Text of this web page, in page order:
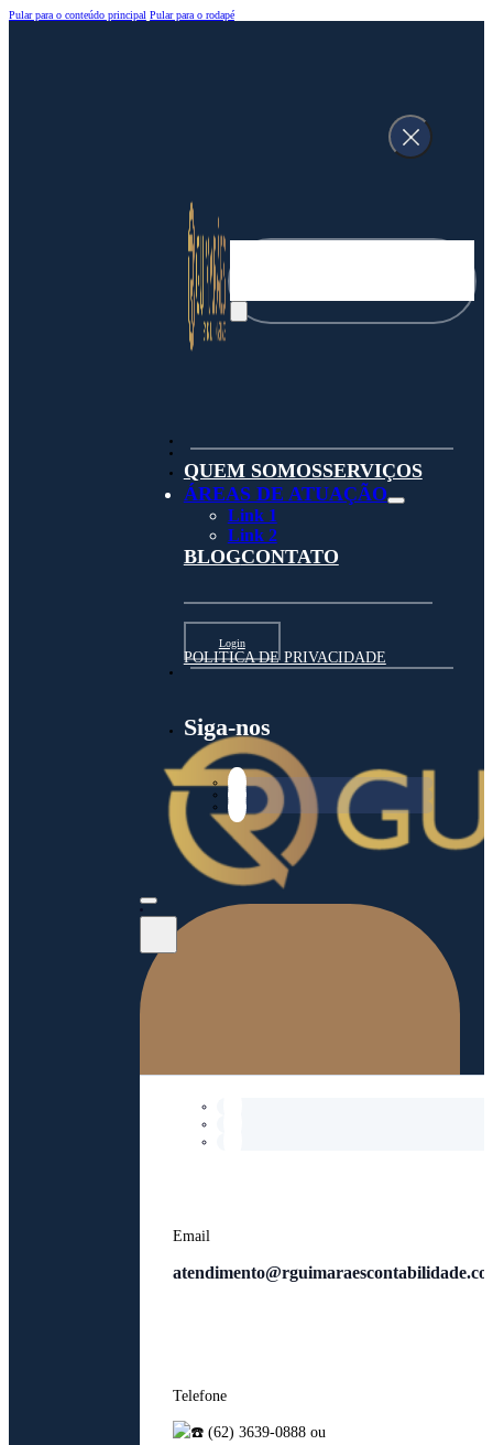
Pular para o conteúdo principal Pular para o rodapé
QUEM SOMOSSERVIÇOS
ÁREAS DE ATUAÇÃO
Link 1
Link 2
BLOGCONTATO
Login
POLITICA DE PRIVACIDADE
Siga-nos
Email
Telefone
(62) 3639-0888 ou